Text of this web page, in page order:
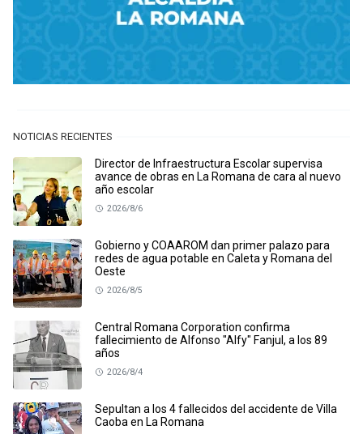
NOTICIAS RECIENTES
Director de Infraestructura Escolar supervisa
avance de obras en La Romana de cara al nuevo
año escolar
2026/8/6
Gobierno y COAAROM dan primer palazo para
redes de agua potable en Caleta y Romana del
Oeste
2026/8/5
Central Romana Corporation confirma
fallecimiento de Alfonso "Alfy" Fanjul, a los 89
años
2026/8/4
Sepultan a los 4 fallecidos del accidente de Villa
Caoba en La Romana